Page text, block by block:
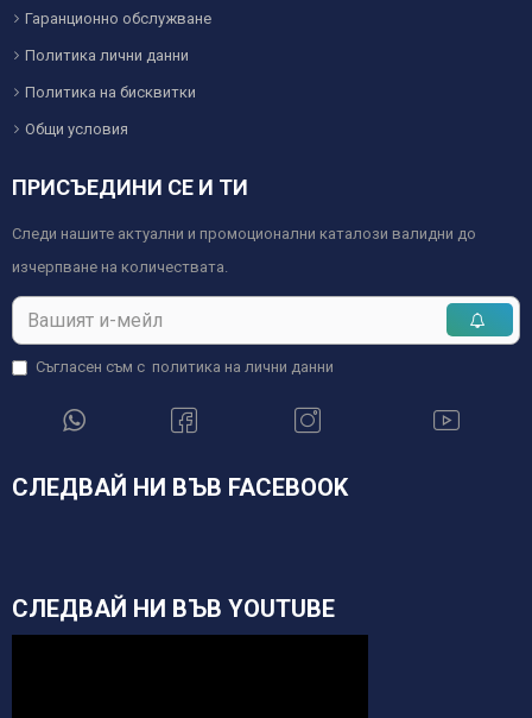
Гаранционно обслужване
Политика лични данни
Политика на бисквитки
Общи условия
ПРИСЪЕДИНИ СЕ И ТИ
Следи нашите актуални и промоционални каталози валидни до
изчерпване на количествата.
Съгласен съм с политика на лични данни
СЛЕДВАЙ НИ ВЪВ FACEBOOK
СЛЕДВАЙ НИ ВЪВ YOUTUBE